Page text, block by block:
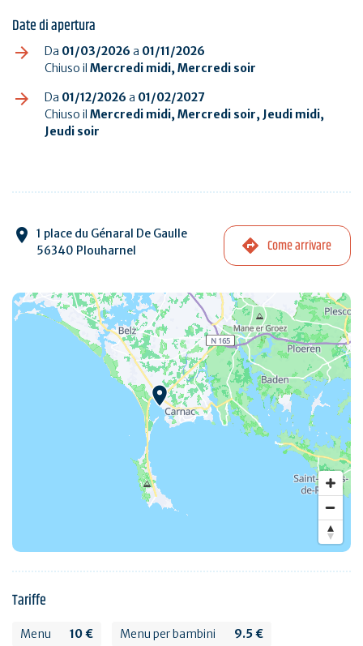
Date di apertura
Da 01/03/2026 a 01/11/2026
Chiuso il Mercredi midi, Mercredi soir
Da 01/12/2026 a 01/02/2027
Chiuso il Mercredi midi, Mercredi soir, Jeudi midi,
Jeudi soir
1 place du Génaral De Gaulle
56340 Plouharnel
Come arrivare
Tariffe
Menu 10 € Menu per bambini 9.5 €